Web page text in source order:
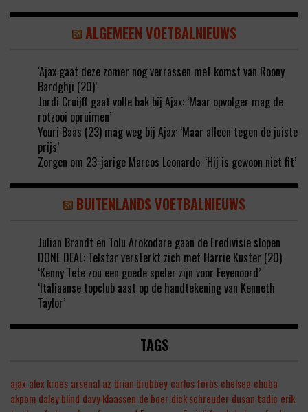
ALGEMEEN VOETBALNIEUWS
‘Ajax gaat deze zomer nog verrassen met komst van Roony
Bardghji (20)’
Jordi Cruijff gaat volle bak bij Ajax: ‘Maar opvolger mag de
rotzooi opruimen’
Youri Baas (23) mag weg bij Ajax: ‘Maar alleen tegen de juiste
prijs’
Zorgen om 23-jarige Marcos Leonardo: ‘Hij is gewoon niet fit’
BUITENLANDS VOETBALNIEUWS
Julian Brandt en Tolu Arokodare gaan de Eredivisie slopen
DONE DEAL: Telstar versterkt zich met Harrie Kuster (20)
‘Kenny Tete zou een goede speler zijn voor Feyenoord’
‘Italiaanse topclub aast op de handtekening van Kenneth
Taylor’
TAGS
ajax alex kroes arsenal az brian brobbey carlos forbs chelsea chuba
akpom daley blind davy klaassen de boer dick schreuder dusan tadic erik